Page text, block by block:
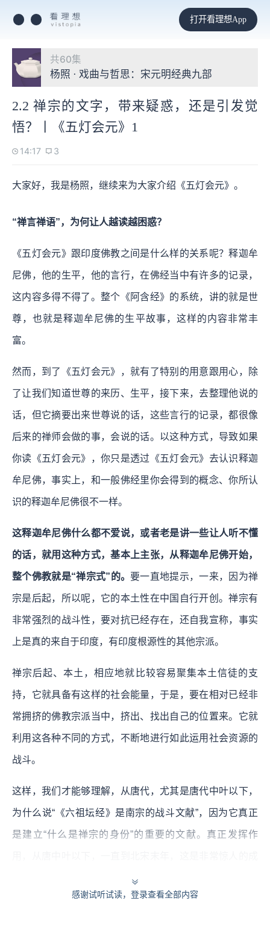
打开看理想App
共60集
杨照 · 戏曲与哲思：宋元明经典九部
2.2 禅宗的文字，带来疑惑，还是引发觉
悟？丨《五灯会元》1
14:17 3
大家好，我是杨照，继续来为大家介绍《五灯会元》。
“禅言禅语”，为何让人越读越困惑？
《五灯会元》跟印度佛教之间是什么样的关系呢？释迦牟
尼佛，他的生平，他的言行，在佛经当中有许多的记录，
这内容多得不得了。整个《阿含经》的系统，讲的就是世
尊，也就是释迦牟尼佛的生平故事，这样的内容非常丰
富。
然而，到了《五灯会元》，就有了特别的用意跟用心，除
了让我们知道世尊的来历、生平，接下来，去整理他说的
话，但它摘要出来世尊说的话，这些言行的记录，都很像
后来的禅师会做的事，会说的话。以这种方式，导致如果
你读《五灯会元》，你只是透过《五灯会元》去认识释迦
牟尼佛，事实上，和一般佛经里你会得到的概念、你所认
识的释迦牟尼佛很不一样。
这释迦牟尼佛什么都不爱说，或者老是讲一些让人听不懂
的话，就用这种方式，基本上主张，从释迦牟尼佛开始，
整个佛教就是“禅宗式”的。要一直地提示，一来，因为禅
宗是后起，所以呢，它的本土性在中国自行开创。禅宗有
非常强烈的战斗性，要对抗已经存在，还自我宣称，事实
上是真的来自于印度，有印度根源性的其他宗派。
禅宗后起、本土，相应地就比较容易聚集本土信徒的支
持，它就具备有这样的社会能量，于是，要在相对已经非
常拥挤的佛教宗派当中，挤出、找出自己的位置来。它就
利用这各种不同的方式，不断地进行如此运用社会资源的
战斗。
这样，我们才能够理解，从唐代，尤其是唐代中叶以下，
为什么说“《六祖坛经》是南宗的战斗文献”，因为它真正
是建立“什么是禅宗的身份”的重要的文献。真正发挥作
感谢试听试读，登录查看全部内容